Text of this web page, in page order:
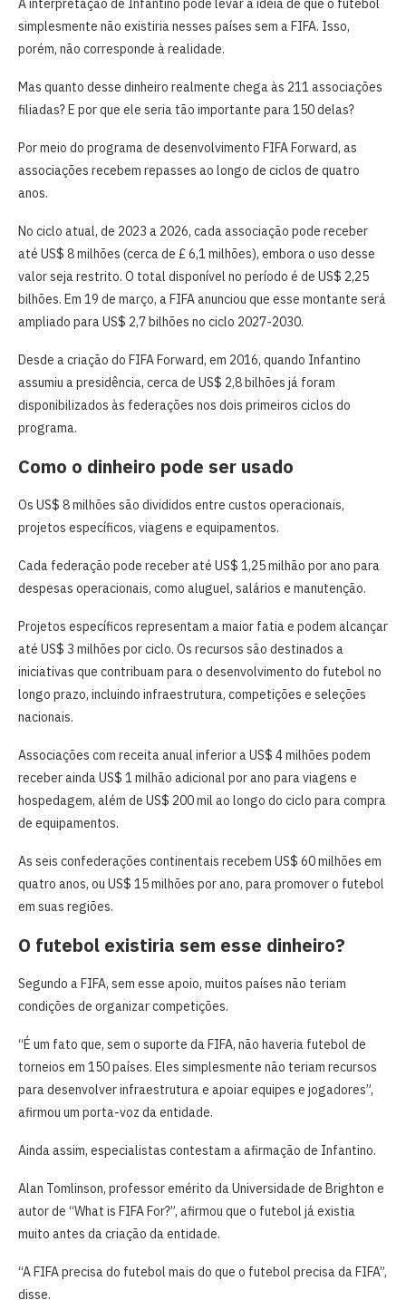
A interpretação de Infantino pode levar à ideia de que o futebol
simplesmente não existiria nesses países sem a FIFA. Isso,
porém, não corresponde à realidade.
Mas quanto desse dinheiro realmente chega às 211 associações
filiadas? E por que ele seria tão importante para 150 delas?
Por meio do programa de desenvolvimento FIFA Forward, as
associações recebem repasses ao longo de ciclos de quatro
anos.
No ciclo atual, de 2023 a 2026, cada associação pode receber
até US$ 8 milhões (cerca de £ 6,1 milhões), embora o uso desse
valor seja restrito. O total disponível no período é de US$ 2,25
bilhões. Em 19 de março, a FIFA anunciou que esse montante será
ampliado para US$ 2,7 bilhões no ciclo 2027-2030.
Desde a criação do FIFA Forward, em 2016, quando Infantino
assumiu a presidência, cerca de US$ 2,8 bilhões já foram
disponibilizados às federações nos dois primeiros ciclos do
programa.
Como o dinheiro pode ser usado
Os US$ 8 milhões são divididos entre custos operacionais,
projetos específicos, viagens e equipamentos.
Cada federação pode receber até US$ 1,25 milhão por ano para
despesas operacionais, como aluguel, salários e manutenção.
Projetos específicos representam a maior fatia e podem alcançar
até US$ 3 milhões por ciclo. Os recursos são destinados a
iniciativas que contribuam para o desenvolvimento do futebol no
longo prazo, incluindo infraestrutura, competições e seleções
nacionais.
Associações com receita anual inferior a US$ 4 milhões podem
receber ainda US$ 1 milhão adicional por ano para viagens e
hospedagem, além de US$ 200 mil ao longo do ciclo para compra
de equipamentos.
As seis confederações continentais recebem US$ 60 milhões em
quatro anos, ou US$ 15 milhões por ano, para promover o futebol
em suas regiões.
O futebol existiria sem esse dinheiro?
Segundo a FIFA, sem esse apoio, muitos países não teriam
condições de organizar competições.
“É um fato que, sem o suporte da FIFA, não haveria futebol de
torneios em 150 países. Eles simplesmente não teriam recursos
para desenvolver infraestrutura e apoiar equipes e jogadores”,
afirmou um porta-voz da entidade.
Ainda assim, especialistas contestam a afirmação de Infantino.
Alan Tomlinson, professor emérito da Universidade de Brighton e
autor de “What is FIFA For?”, afirmou que o futebol já existia
muito antes da criação da entidade.
“A FIFA precisa do futebol mais do que o futebol precisa da FIFA”,
disse.